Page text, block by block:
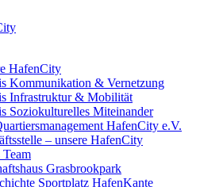
HafenCity
Kommunikation & Vernetzung
Infrastruktur & Mobilität
Soziokulturelles Miteinander
HafenCity e.V.
– unsere HafenCity
Team
Grasbrookpark
Sportplatz HafenKante